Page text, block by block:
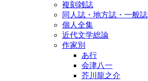
複刻雑誌
同人誌・地方誌・一般誌
個人全集
近代文学総論
作家別
あ行
会津八一
芥川龍之介